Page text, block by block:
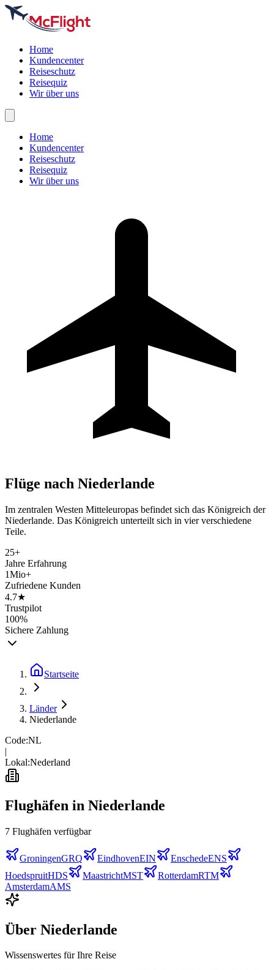
Home
Kundencenter
Reiseschutz
Reisequiz
Wir über uns
Home
Kundencenter
Reiseschutz
Reisequiz
Wir über uns
Flüge nach Niederlande
Im zentralen Westen Mitteleuropas befindet sich das Königreich der
Niederlande. Das Königreich unterteilt sich in vier verschiedene
Teile.
25+
Jahre Erfahrung
1Mio+
Zufriedene Kunden
4.7★
Trustpilot
100%
Sichere Zahlung
Startseite
Länder
Niederlande
Code:NL
|
Lokal:Nederland
Flughäfen in Niederlande
7 Flughäfen verfügbar
GroningenGRQ EindhovenEIN EnschedeENS
HoedspruitHDS MaastrichtMST RotterdamRTM
AmsterdamAMS
Über Niederlande
Wissenswertes für Ihre Reise